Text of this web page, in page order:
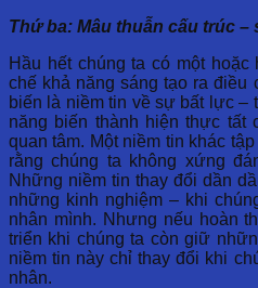
Thứ ba: Mâu thuẫn cấu trúc
Hầu hết chúng ta có một
chế khả năng sáng tạo ra điều
biến là niềm tin về sự bất lực –
năng biến thành hiện thực tất
quan tâm. Một niềm tin khác
rằng chúng ta không xứng
Những niềm tin thay đổi dần
những kinh nghiệm – khi
nhân mình. Nhưng nếu hoàn
triển khi chúng ta còn giữ
niềm tin này chỉ thay đổi khi
nhân.